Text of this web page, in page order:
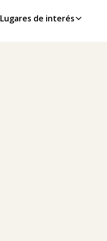
Lugares de interés